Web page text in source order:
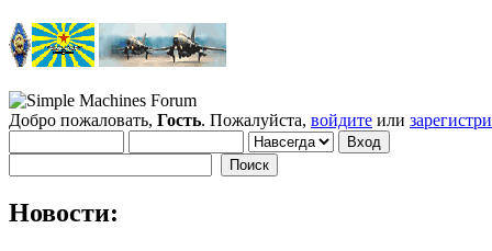
Добро пожаловать, Гость. Пожалуйста, войдите или
Новости: